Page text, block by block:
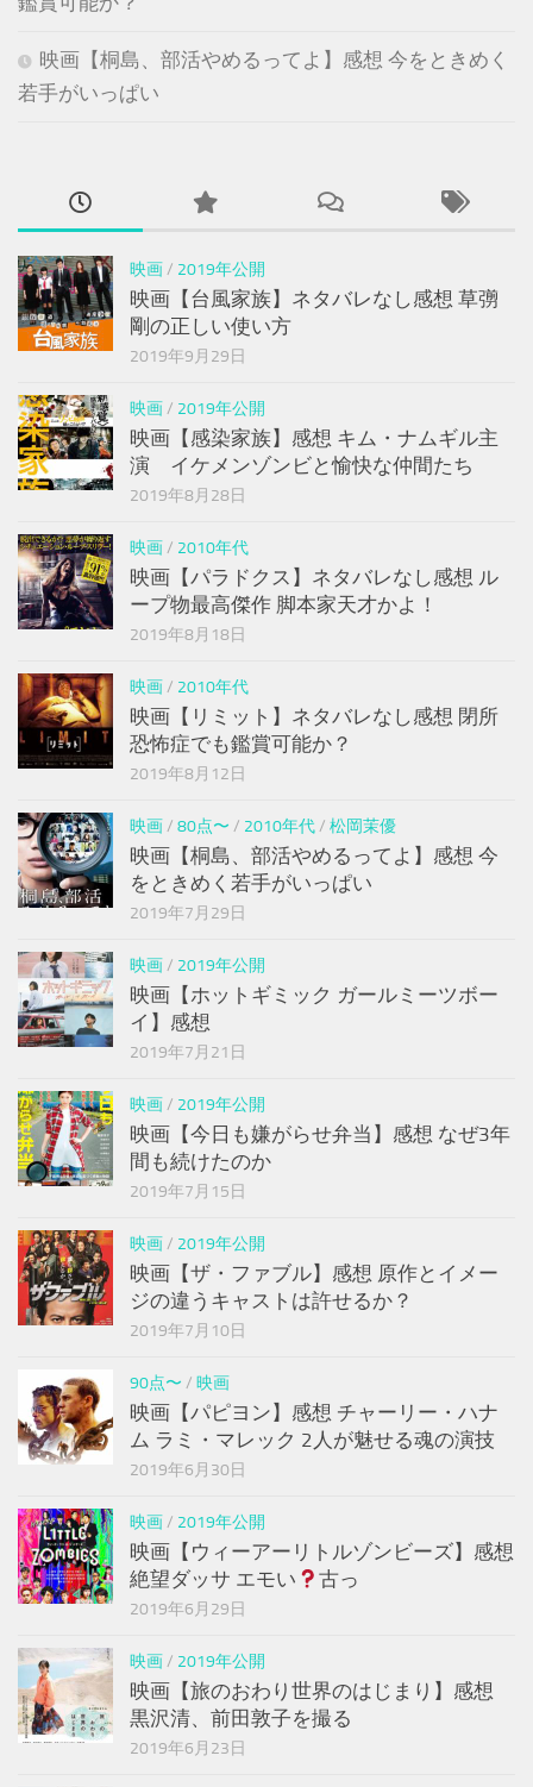
映画【桐島、部活やめるってよ】感想 今をときめく
若手がいっぱい
映画/ 2019年公開
映画【台風家族】ネタバレなし感想 草彅
剛の正しい使い方
2019年9月29日
映画/ 2019年公開
映画【感染家族】感想 キム・ナムギル主
演 イケメンゾンビと愉快な仲間たち
2019年8月28日
映画/ 2010年代
映画【パラドクス】ネタバレなし感想 ル
ープ物最高傑作 脚本家天才かよ！
2019年8月18日
映画/ 2010年代
映画【リミット】ネタバレなし感想 閉所
恐怖症でも鑑賞可能か？
2019年8月12日
映画/ 80点〜 / 2010年代/ 松岡茉優
映画【桐島、部活やめるってよ】感想 今
をときめく若手がいっぱい
2019年7月29日
映画/ 2019年公開
映画【ホットギミック ガールミーツボー
イ】感想
2019年7月21日
映画/ 2019年公開
映画【今日も嫌がらせ弁当】感想 なぜ3年
間も続けたのか
2019年7月15日
映画/ 2019年公開
映画【ザ・ファブル】感想 原作とイメー
ジの違うキャストは許せるか？
2019年7月10日
90点〜 / 映画
映画【パピヨン】感想 チャーリー・ハナ
ム ラミ・マレック 2人が魅せる魂の演技
2019年6月30日
映画/ 2019年公開
映画【ウィーアーリトルゾンビーズ】感想
絶望ダッサ エモい
古っ
2019年6月29日
映画/ 2019年公開
映画【旅のおわり世界のはじまり】感想
黒沢清、前田敦子を撮る
2019年6月23日